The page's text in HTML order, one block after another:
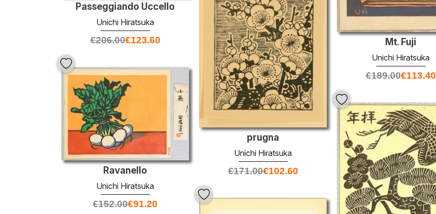
Passeggiando Uccello
Unichi Hiratsuka
€206.00€123.60 Mt. Fuji
Unichi Hiratsuka
€189.00€113.40
prugna
Unichi Hiratsuka
€171.00€102.60
Ravanello
Unichi Hiratsuka
€152.00€91.20